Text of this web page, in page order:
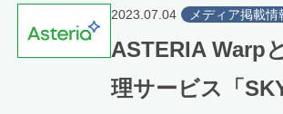
2023.07.04 メディア掲載情
ASTERIA Warp
理サービス「